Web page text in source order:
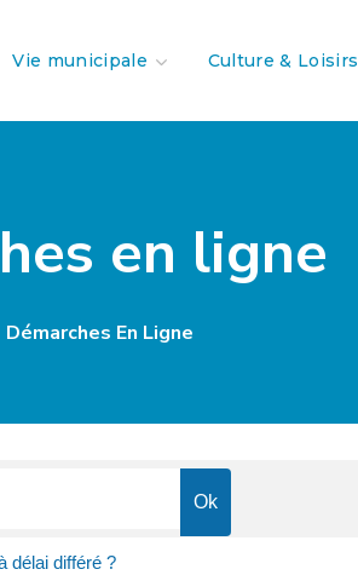
Vie municipale Culture & Loisirs
en ligne
Démarches En Ligne
délai différé ?